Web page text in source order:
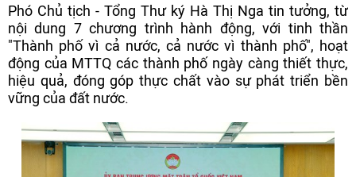
Phó Chủ tịch - Tổng Thư ký Hà Thị Nga tin tưởng, từ
nội dung 7 chương trình hành động, với tinh thần
"Thành phố vì cả nước, cả nước vì thành phố", hoạt
động của MTTQ các thành phố ngày càng thiết thực,
hiệu quả, đóng góp thực chất vào sự phát triển bền
vững của đất nước.